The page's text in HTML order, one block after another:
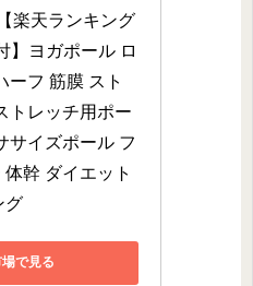
楽天ランキング
ヨガポール ロ
ーフ 筋膜 スト
トレッチ用ポー
サイズポール フ
幹 ダイエット
グ
で見る